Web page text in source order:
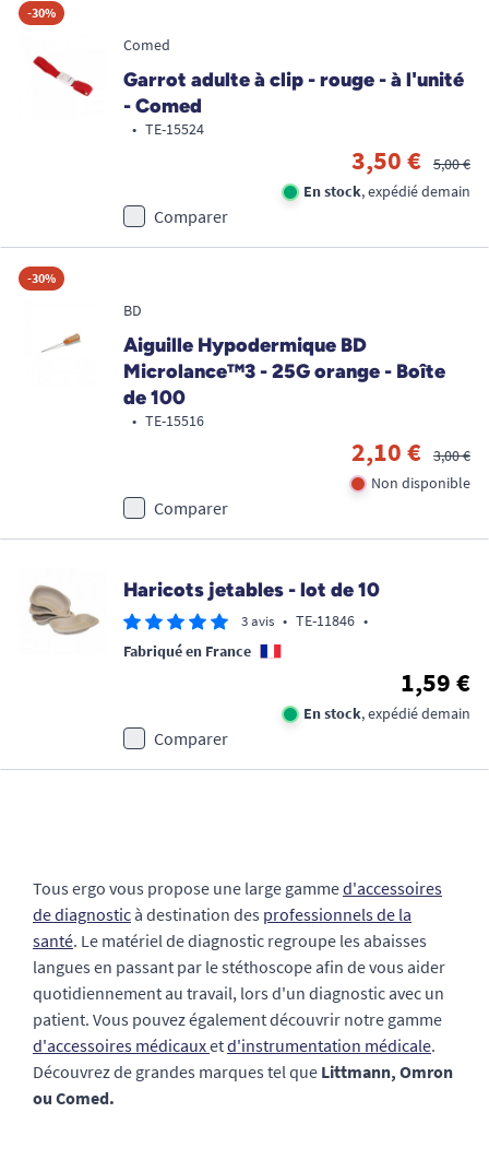
-30%
Comed
Garrot adulte à clip - rouge - à l'unité
- Comed
• TE-15524
3,50 €
5,00 €
En stock, expédié demain
Comparer
-30%
BD
Aiguille Hypodermique BD
Microlance™3 - 25G orange - Boîte
de 100
• TE-15516
2,10 €
3,00 €
Non disponible
Comparer
Haricots jetables - lot de 10
3 avis • TE-11846 •
Fabriqué en France
1,59 €
En stock, expédié demain
Comparer
Tous ergo vous propose une large gammed'accessoires
de diagnostic à destination des professionnels de la
santé. Le matériel de diagnostic regroupe les abaisses
langues en passant par le stéthoscope afin de vous aider
quotidiennement au travail, lors d'un diagnostic avec un
patient. Vous pouvez également découvrir notre gamme
d'accessoires médicauxetd'instrumentation médicale.
Découvrez de grandes marques tel que Littmann, Omron
ou Comed.